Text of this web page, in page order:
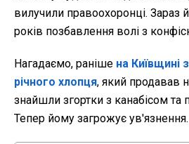
вилучили правоохоронці. Зараз
років позбавлення волі з
Нагадаємо, раніше на Київщині
річного хлопця, який продавав
знайшли згортки з канабісом та
Тепер йому загрожує ув'язнення.